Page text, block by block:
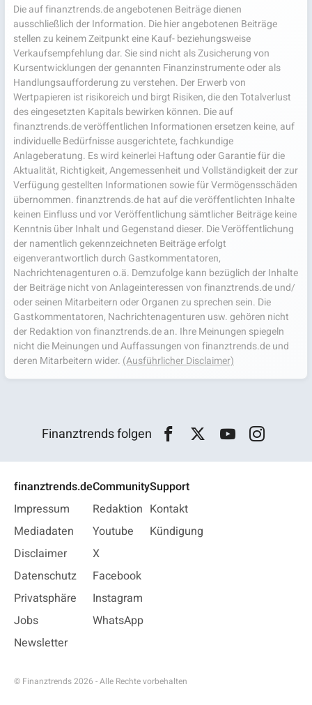
Die auf finanztrends.de angebotenen Beiträge dienen
ausschließlich der Information. Die hier angebotenen Beiträge
stellen zu keinem Zeitpunkt eine Kauf- beziehungsweise
Verkaufsempfehlung dar. Sie sind nicht als Zusicherung von
Kursentwicklungen der genannten Finanzinstrumente oder als
Handlungsaufforderung zu verstehen. Der Erwerb von
Wertpapieren ist risikoreich und birgt Risiken, die den Totalverlust
des eingesetzten Kapitals bewirken können. Die auf
finanztrends.de veröffentlichen Informationen ersetzen keine, auf
individuelle Bedürfnisse ausgerichtete, fachkundige
Anlageberatung. Es wird keinerlei Haftung oder Garantie für die
Aktualität, Richtigkeit, Angemessenheit und Vollständigkeit der zur
Verfügung gestellten Informationen sowie für Vermögensschäden
übernommen. finanztrends.de hat auf die veröffentlichten Inhalte
keinen Einfluss und vor Veröffentlichung sämtlicher Beiträge keine
Kenntnis über Inhalt und Gegenstand dieser. Die Veröffentlichung
der namentlich gekennzeichneten Beiträge erfolgt
eigenverantwortlich durch Gastkommentatoren,
Nachrichtenagenturen o.ä. Demzufolge kann bezüglich der Inhalte
der Beiträge nicht von Anlageinteressen von finanztrends.de und/
oder seinen Mitarbeitern oder Organen zu sprechen sein. Die
Gastkommentatoren, Nachrichtenagenturen usw. gehören nicht
der Redaktion von finanztrends.de an. Ihre Meinungen spiegeln
nicht die Meinungen und Auffassungen von finanztrends.de und
deren Mitarbeitern wider. (Ausführlicher Disclaimer)
Finanztrends folgen
finanztrends.de
Impressum
Mediadaten
Disclaimer
Datenschutz
Privatsphäre
Jobs
Newsletter
Community
Redaktion
Youtube
X
Facebook
Instagram
WhatsApp
Support
Kontakt
Kündigung
© Finanztrends 2026 - Alle Rechte vorbehalten